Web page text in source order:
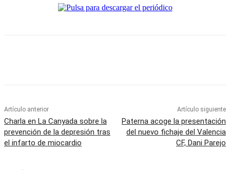
Artículo anterior
Charla en La Canyada sobre la
prevención de la depresión tras
el infarto de miocardio
Artículo siguiente
Paterna acoge la presentación
del nuevo fichaje del Valencia
CF, Dani Parejo